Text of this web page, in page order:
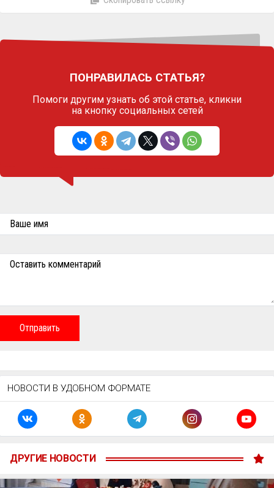
ПОНРАВИЛАСЬ СТАТЬЯ?
Помоги другим узнать об этой статье, кликни
на кнопку социальных сетей
Ваше имя
Оставить комментарий
Отправить
НОВОСТИ В УДОБНОМ ФОРМАТЕ
ДРУГИЕ НОВОСТИ